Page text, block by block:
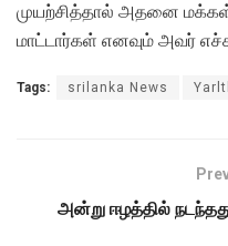
முயற்சித்தால் அதனை
மாட்டார்கள் எனவும் அவர்
Tags: srilanka News
அன்று ஈழத்தில்